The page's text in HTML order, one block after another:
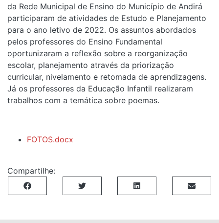
da Rede Municipal de Ensino do Município de Andirá
participaram de atividades de Estudo e Planejamento
para o ano letivo de 2022. Os assuntos abordados
pelos professores do Ensino Fundamental
oportunizaram a reflexão sobre a reorganização
escolar, planejamento através da priorização
curricular, nivelamento e retomada de aprendizagens.
Já os professores da Educação Infantil realizaram
trabalhos com a temática sobre poemas.
FOTOS.docx
Compartilhe: